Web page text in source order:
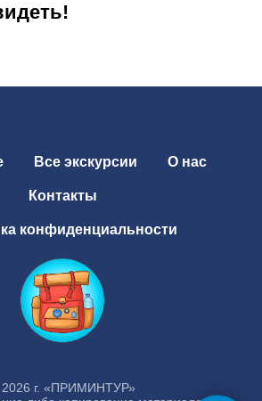
Все экскурсии О нас
Контакты
конфиденциальности
г. «ПРИМИНТУР»